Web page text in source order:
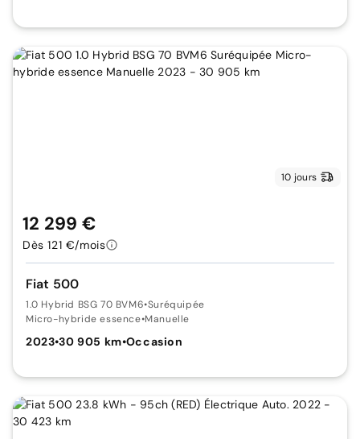
10 jours
Fiat 500
1.0 Hybrid BSG 70 BVM6•Suréquipée
Micro-hybride essence•Manuelle
2023•30 905 km•Occasion
12 299 €
Dès 121 €/mois